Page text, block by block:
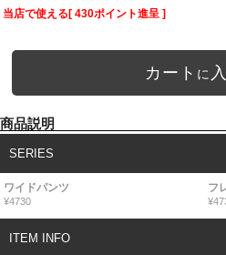
当店で使える[ 430ポイント進呈 ]
カート に
商品説明
SERIES
ワイドパンツ
¥4730
フ
ITEM INFO